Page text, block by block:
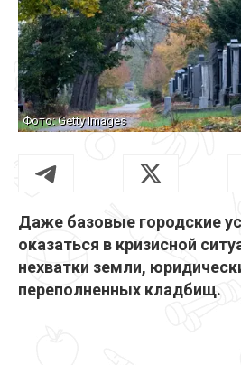
Фото: Getty Images
Даже базовые городские
оказаться в кризисной
нехватки земли,
переполненных кладбищ.